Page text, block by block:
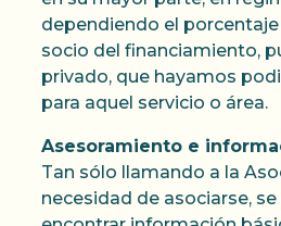
dependiendo el
socio del financiamiento,
privado, que hayamos
para aquel servicio o área.
Asesoramiento e
Tan sólo llamando a la
necesidad de asociarse,